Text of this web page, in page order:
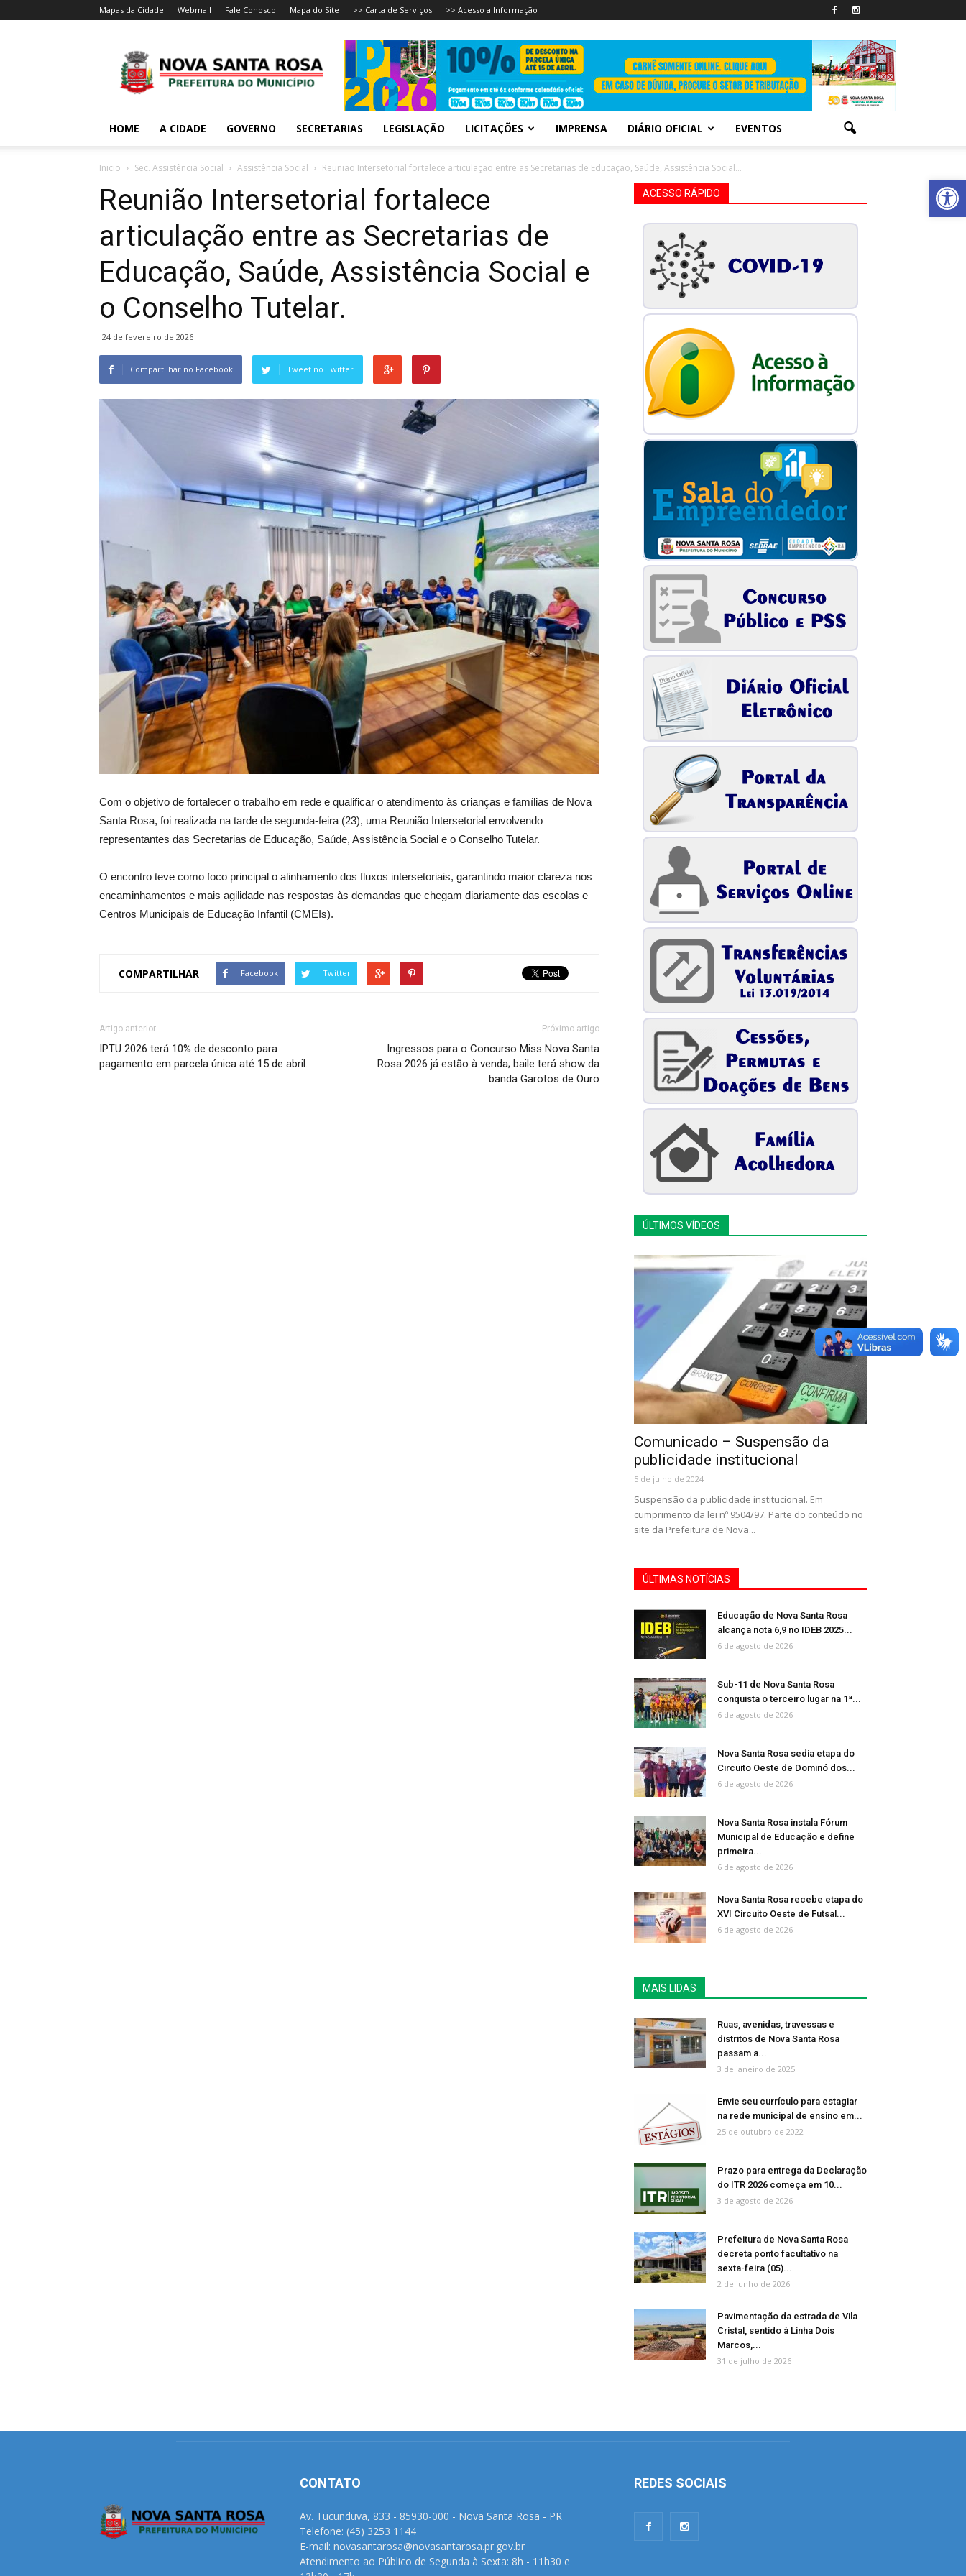
Abrir
Mapas da Cidade Webmail Fale Conosco Mapa do Site >> Carta de Serviços >> Acesso a Informação
HOME A CIDADE GOVERNO SECRETARIAS LEGISLAÇÃO LICITAÇÕES IMPRENSA DIÁRIO OFICIAL EVENTOS
Inicio Sec. Assistência Social Assistência Social Reunião Intersetorial fortalece articulação entre as Secretarias de Educação, Saúde, Assistência Social...
Reunião Intersetorial fortalece
articulação entre as Secretarias de
Educação, Saúde, Assistência Social e
o Conselho Tutelar.
24 de fevereiro de 2026
Compartilhar no Facebook Tweet no Twitter
Com o objetivo de fortalecer o trabalho em rede e qualificar o atendimento às crianças e famílias de Nova
Santa Rosa, foi realizada na tarde de segunda-feira (23), uma Reunião Intersetorial envolvendo
representantes das Secretarias de Educação, Saúde, Assistência Social e o Conselho Tutelar.
O encontro teve como foco principal o alinhamento dos fluxos intersetoriais, garantindo maior clareza nos
encaminhamentos e mais agilidade nas respostas às demandas que chegam diariamente das escolas e
Centros Municipais de Educação Infantil (CMEIs).
COMPARTILHAR Facebook Twitter
Artigo anterior
IPTU 2026 terá 10% de desconto para
pagamento em parcela única até 15 de abril.
Próximo artigo
Ingressos para o Concurso Miss Nova Santa
Rosa 2026 já estão à venda; baile terá show da
banda Garotos de Ouro
ACESSO RÁPIDO
ÚLTIMOS VÍDEOS
Comunicado – Suspensão da
publicidade institucional
5 de julho de 2024
Suspensão da publicidade institucional. Em
cumprimento da lei nº 9504/97. Parte do conteúdo no
site da Prefeitura de Nova...
ÚLTIMAS NOTÍCIAS
Educação de Nova Santa Rosa
alcança nota 6,9 no IDEB 2025...
6 de agosto de 2026
Sub-11 de Nova Santa Rosa
conquista o terceiro lugar na 1ª...
6 de agosto de 2026
Nova Santa Rosa sedia etapa do
Circuito Oeste de Dominó dos...
6 de agosto de 2026
Nova Santa Rosa instala Fórum
Municipal de Educação e define
primeira...
6 de agosto de 2026
Nova Santa Rosa recebe etapa do
XVI Circuito Oeste de Futsal...
6 de agosto de 2026
MAIS LIDAS
Ruas, avenidas, travessas e
distritos de Nova Santa Rosa
passam a...
3 de janeiro de 2025
Envie seu currículo para estagiar
na rede municipal de ensino em...
25 de outubro de 2022
Prazo para entrega da Declaração
do ITR 2026 começa em 10...
3 de agosto de 2026
Prefeitura de Nova Santa Rosa
decreta ponto facultativo na
sexta-feira (05)...
2 de junho de 2026
Pavimentação da estrada de Vila
Cristal, sentido à Linha Dois
Marcos,...
31 de julho de 2026
CONTATO
Av. Tucunduva, 833 - 85930-000 - Nova Santa Rosa - PR
Telefone: (45) 3253 1144
E-mail: novasantarosa@novasantarosa.pr.gov.br
Atendimento ao Público de Segunda à Sexta: 8h - 11h30 e
REDES SOCIAIS